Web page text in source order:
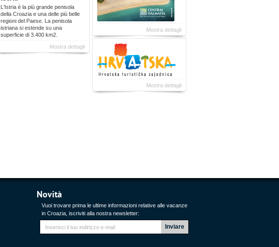
L'Istria è la più grande penisola
della Croazia e una delle più belle
regioni del Paese. La penisola
istriana si estende su una
superficie di 3.400 km2.
Mostra dettagli
Mostra dettagli
Mostra dettagli
Novità
Vuoi trovare prima le ultime informazioni relative alle vacanze
in Croazia, iscriviti alla nostra newsletter: